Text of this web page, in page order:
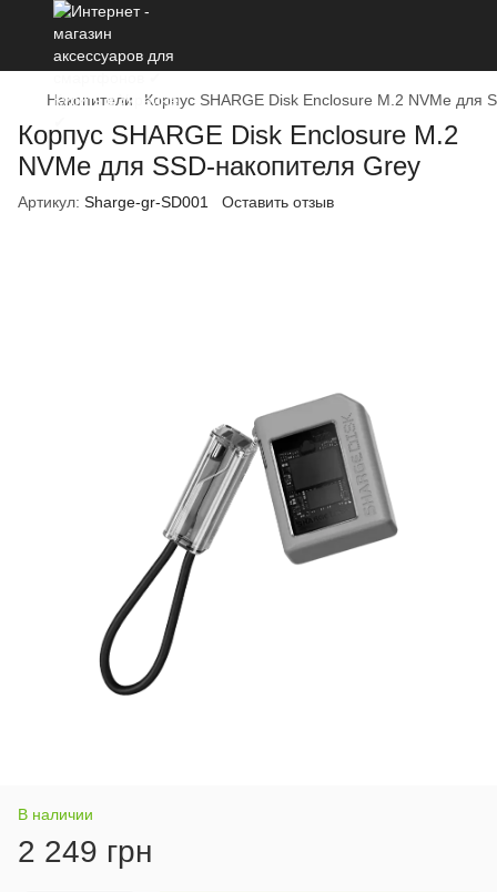
Накопители Корпус SHARGE Disk Enclosure M.2 NVMe для
Корпус SHARGE Disk Enclosure M.2
NVMe для SSD-накопителя Grey
Артикул: Sharge-gr-SD001 Оставить отзыв
В наличии
2 249 грн